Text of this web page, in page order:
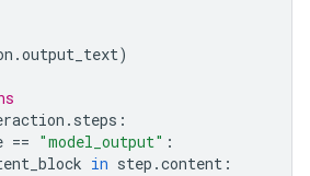
.output_text)
. steps :
== "model_output" :
in step .content :